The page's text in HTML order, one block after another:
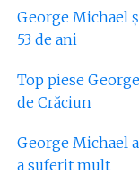
George Michael
53 de ani
Top piese
de Crăciun
George Michael
a suferit mult